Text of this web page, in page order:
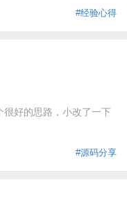
#经验心得
好的思路，小改了一下
#源码分享